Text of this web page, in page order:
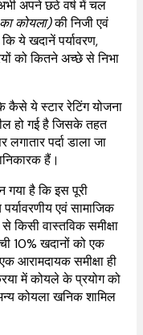
अपने छठे वर्ष में चल
कोयला)की निजी एवं
ये खदानें पर्यावरण,
को कितने अच्छे से निभा
कैसे ये स्टार रेटिंग योजना
हो गई है जिसके तहत
पर्दा डाला जा
हैं।
गया है कि इस पूरी
एवं सामाजिक
किसी वास्तविक समीक्षा
10% खदानों को एक
आरामदायक समीक्षा ही
में कोयले के प्रयोग को
कोयला खनिक शामिल